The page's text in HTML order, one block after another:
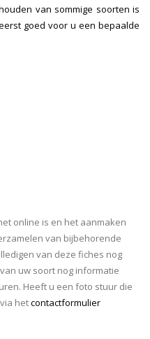
van sommige soorten is
goed voor u een bepaalde
online is en het aanmaken
van bijbehorende
van deze fiches nog
uw soort nog informatie
Heeft u een foto stuur die
hetcontactformulier